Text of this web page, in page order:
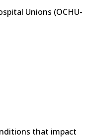
Unions (OCHU-
that impact